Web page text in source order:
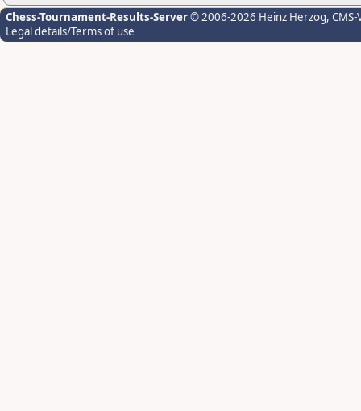
Chess-Tournament-Results-Server© 2006-2026 Heinz Herzog,
Legal details/Terms of use